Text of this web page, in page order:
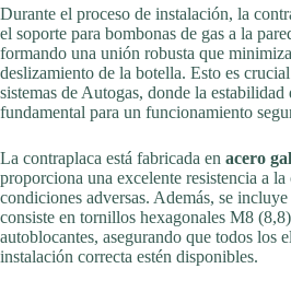
Durante el proceso de instalación, la
el soporte para bombonas de gas a la
formando una unión robusta que
deslizamiento de la botella. Esto es
sistemas de Autogas, donde la estabilidad
fundamental para un funcionamiento
La contraplaca está fabricada en acero
proporciona una excelente resistencia a
condiciones adversas. Además, se
consiste en tornillos hexagonales M8
autoblocantes, asegurando que todos los
instalación correcta estén disponibles.